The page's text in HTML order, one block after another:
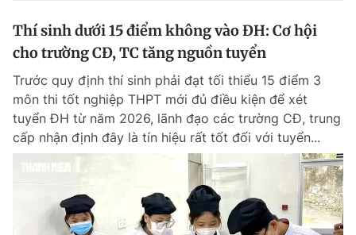
Phó tổng biên tập: Trần Việt Hưng
Tổng thư ký tòa soạn: Đức Trung
Giấy phép xuất bản số 110/GP - BTTTT cấp ngày 24.3.2020
© 2003-2026 Bản quyền thuộc về Báo Thanh Niên. Cấm sao chép
dưới mọi hình thức nếu không có sự chấp thuận bằng văn bản.
Phát triển bởi ePi Technologies, JSC.
Thí sinh dưới 15 điểm không vào ĐH: Cơ hội
cho trường CĐ, TC tăng nguồn tuyển
Trước quy định thí sinh phải đạt tối thiểu 15 điểm 3
môn thi tốt nghiệp THPT mới đủ điều kiện để xét
tuyển ĐH từ năm 2026, lãnh đạo các trường CĐ, trung
cấp nhận định đây là tín hiệu rất tốt đối với tuyển...